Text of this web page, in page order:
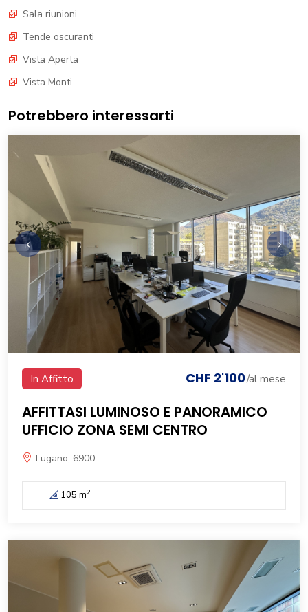
Sala riunioni
Tende oscuranti
Vista Aperta
Vista Monti
Potrebbero interessarti
In Affitto CHF 2'100/al mese
AFFITTASI LUMINOSO E PANORAMICO
UFFICIO ZONA SEMI CENTRO
Lugano, 6900
105 m2